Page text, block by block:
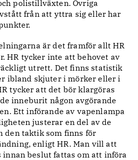
polistillväxten. Övriga
från att yttra sig eller har
är det framför allt HR
HR tycker inte att behovet av
utrett. Det finns statistik
ibland skjuter i mörker eller i
tycker att det bör klargöras
inneburit någon avgörande
Ett införande av vapenlampa
justerar en del av de
den taktik som finns för
enligt HR. Man vill att
innan beslut fattas om att införa